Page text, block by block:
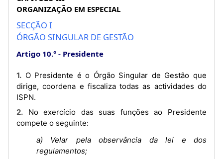
ORGANIZAÇÃO EM ESPECIAL
SECÇÃO I
ÓRGÃO SINGULAR DE GESTÃO
Artigo 10.° Presidente
1. O Presidente é o Órgão Singular de Gestão que
dirige, coordena e fiscaliza todas as actividades do
ISPN.
2. No exercício das suas funções ao Presidente
compete o seguinte:
a) Velar pela observância da lei e dos
regulamentos;